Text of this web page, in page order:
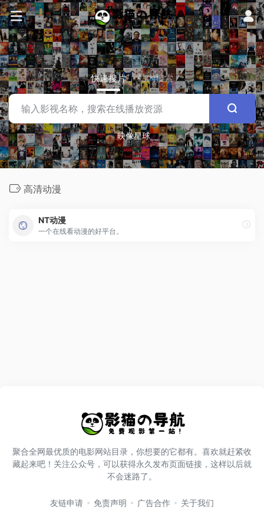
快速搜片 站内搜索
映像星球
高清动漫
NT动漫
一个在线看动漫的好平台。
聚合全网最优质的电影网站目录，你想要的它都有。喜欢就赶紧收
藏起来吧！关注公众号，可以获得永久发布页面链接，这样以后就
不会迷路了。
友链申请 免责声明 广告合作 关于我们